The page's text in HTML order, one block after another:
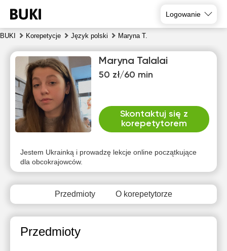
Logowanie
BUKI Korepetycje Język polski Maryna T.
Maryna Talalai
50 zł/60 min
Skontaktuj się z
korepetytorem
Jestem Ukrainką i prowadzę lekcje online początkujące
dla obcokrajowców.
Przedmioty O korepetytorze
Przedmioty
8
9
10
11
12
Brak
dostępnych
14:30
15:00
15:30
Brak
dostępnych
terminów
Brak
dostępnych
terminów
Brak
dostępnych
terminów
Brak
dostępnych